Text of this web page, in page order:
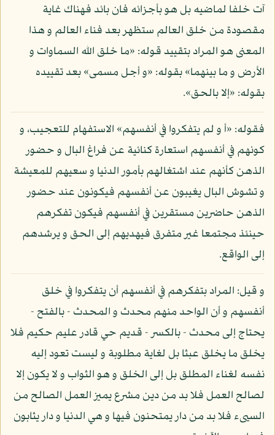
آت خلفا لماضيه بل هو بأجزائه فان بائد فهناك غاية
مقصودة من خلق العالم ستظهر بعد فناء العالم و هذا
المعنى هو المراد بتقييد قوله: «ما خلق الله السماوات و
الأرض و ما بينهما» بقوله: «و أجل مسمى» بعد تقييده
بقوله: «إلا بالحق».
فقوله: «أ و لم يتفكروا في أنفسهم» الاستفهام للتعجيب، و
كونهم في أنفسهم استعارة كنائية عن فراغ البال و حضور
الذهن كأنهم عند اشتغالهم بأمور الدنيا و سعيهم للمعيشة
و تشوش البال يغيبون عن أنفسهم فيكونون عند حضور
الذهن حاضرين مستقرين في أنفسهم فيكون تفكرهم
حينئذ مجتمعا غير متفرق فيهديهم إلى الحق و يرشدهم
إلى الواقع.
و قيل: المراد بتفكرهم في أنفسهم أن يتفكروا في خلق
أنفسهم و أن الواحد منهم محدث و المحدث - بالفتح -
يحتاج إلى محدث - بالكسر - قديم حي قادر عليم حكيم فلا
يخلق ما يخلق عبثا بل لغاية مطلوبة و ليست تعود إليه
نفسه لغناء المطلق بل إلى الخلق و هو الثواب و لا يكون إلا
لصالح العمل فلا بد من دين مشرع يميز العمل الصالح من
السيىء فلا بد من دار يمتحنون فيها و هي الدنيا و دار يثابون